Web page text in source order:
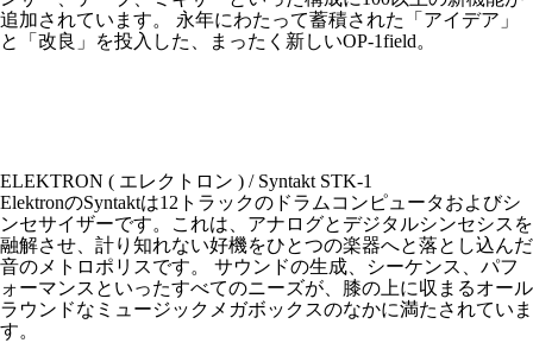
追加されています。 永年にわたって蓄積された「アイデア」
と「改良」を投入した、まったく新しいOP-1field。
ELEKTRON ( エレクトロン ) / Syntakt STK-1
ElektronのSyntaktは12トラックのドラムコンピュータおよびシ
ンセサイザーです。これは、アナログとデジタルシンセシスを
融解させ、計り知れない好機をひとつの楽器へと落とし込んだ
音のメトロポリスです。 サウンドの生成、シーケンス、パフ
ォーマンスといったすべてのニーズが、膝の上に収まるオール
ラウンドなミュージックメガボックスのなかに満たされていま
す。